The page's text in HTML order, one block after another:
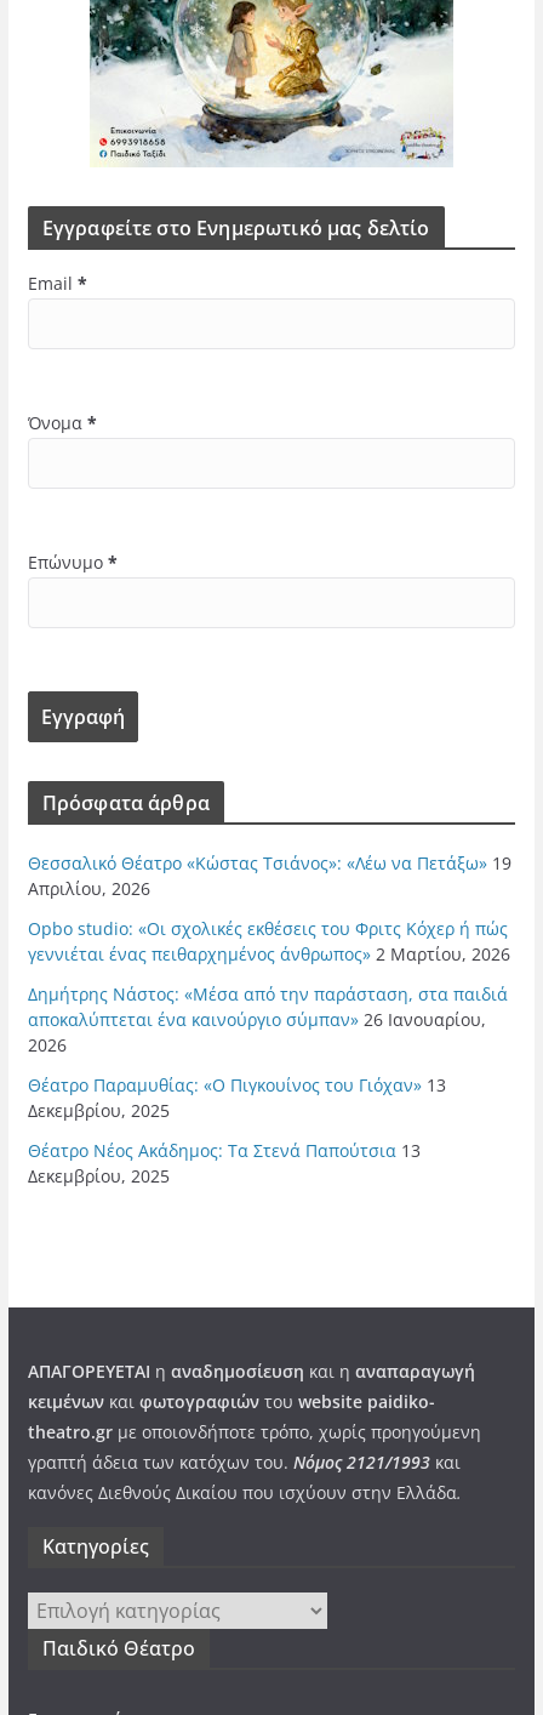
Εγγραφείτε στο Ενημερωτικό μας δελτίο
Email *
Όνομα *
Επώνυμο *
Πρόσφατα άρθρα
Θεσσαλικό Θέατρο «Κώστας Τσιάνος»: «Λέω να Πετάξω» 19
Απριλίου, 2026
Opbo studio: «Οι σχολικές εκθέσεις του Φριτς Κόχερ ή πώς
γεννιέται ένας πειθαρχημένος άνθρωπος» 2 Μαρτίου, 2026
Δημήτρης Νάστος: «Μέσα από την παράσταση, στα παιδιά
αποκαλύπτεται ένα καινούργιο σύμπαν» 26 Ιανουαρίου,
2026
Θέατρο Παραμυθίας: «Ο Πιγκουίνος του Γιόχαν» 13
Δεκεμβρίου, 2025
Θέατρο Νέος Ακάδημος: Τα Στενά Παπούτσια 13
Δεκεμβρίου, 2025
ΑΠΑΓΟΡΕΥΕΤΑΙ η αναδημοσίευση και η αναπαραγωγή
κειμένωνκαι φωτογραφιώντου website paidiko-
theatro.grμε οποιονδήποτε τρόπο, χωρίς προηγούμενη
γραπτή άδεια των κατόχων του. Νόμος 2121/1993και
κανόνες Διεθνούς Δικαίου που ισχύουν στην Ελλάδα.
Kατηγορίες
Kατηγορίες
Παιδικό Θέατρο